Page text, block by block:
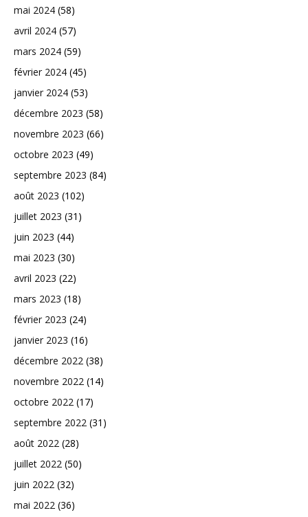
mai 2024 (58)
avril 2024 (57)
mars 2024 (59)
février 2024 (45)
janvier 2024 (53)
décembre 2023 (58)
novembre 2023 (66)
octobre 2023 (49)
septembre 2023 (84)
août 2023 (102)
juillet 2023 (31)
juin 2023 (44)
mai 2023 (30)
avril 2023 (22)
mars 2023 (18)
février 2023 (24)
janvier 2023 (16)
décembre 2022 (38)
novembre 2022 (14)
octobre 2022 (17)
septembre 2022 (31)
août 2022 (28)
juillet 2022 (50)
juin 2022 (32)
mai 2022 (36)